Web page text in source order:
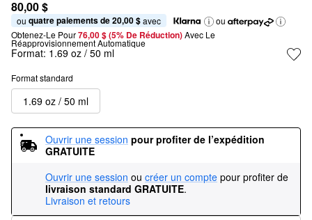
80,00 $
ou quatre paiements de 20,00 $ avec
ou
Obtenez-Le Pour76,00 $ (5% De Réduction) Avec Le
Réapprovisionnement Automatique
Format: 1.69 oz / 50 ml
Format standard
1.69 oz / 50 ml
Ouvrir une session pour profiter de l’expédition
GRATUITE
Ouvrir une session ou créer un compte pour profiter de
livraison standard GRATUITE.
Livraison et retours